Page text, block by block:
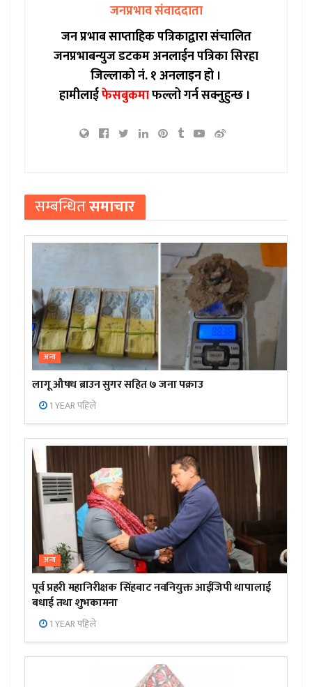
जनप्रभाव संवाददाता
जन प्रभाब साप्ताहिक पत्रिकाद्वारा संचालित
जनप्रभाबन्युज डटकम अनलाईन पत्रिका सिरहा
जिल्लाको नं. १ अनलाइन हो ।
हामीलाईफेसबुकमाफल्लो गर्न सक्नुहुन्छ ।
सम्बन्धितसमाचार
अन्य
लागू औषध ब्राउन सुगर सहित ७ जना पक्राउ
1 YEAR पहिले
अन्य
पूर्व प्रहरी महानिरीक्षक सिंहबाट नवनियुक्त आईजिपी थापालाई
बधाई तथा शुभकामना
1 YEAR पहिले